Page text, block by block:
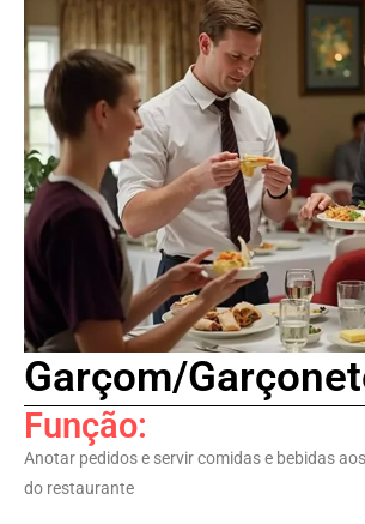
Garçom/
Função:
Anotar pedidos e servir comidas e bebidas
do restaurante